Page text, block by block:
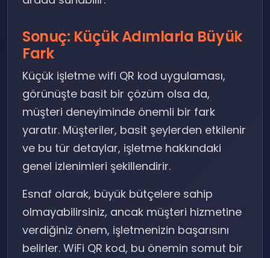
Sonuç: Küçük Adımlarla Büyük
Fark
Küçük işletme wifi QR kod uygulaması,
görünüşte basit bir çözüm olsa da,
müşteri deneyiminde önemli bir fark
yaratır. Müşteriler, basit şeylerden etkilenir
ve bu tür detaylar, işletme hakkındaki
genel izlenimleri şekillendirir.
Esnaf olarak, büyük bütçelere sahip
olmayabilirsiniz, ancak müşteri hizmetine
verdiğiniz önem, işletmenizin başarısını
belirler. WiFi QR kod, bu önemin somut bir